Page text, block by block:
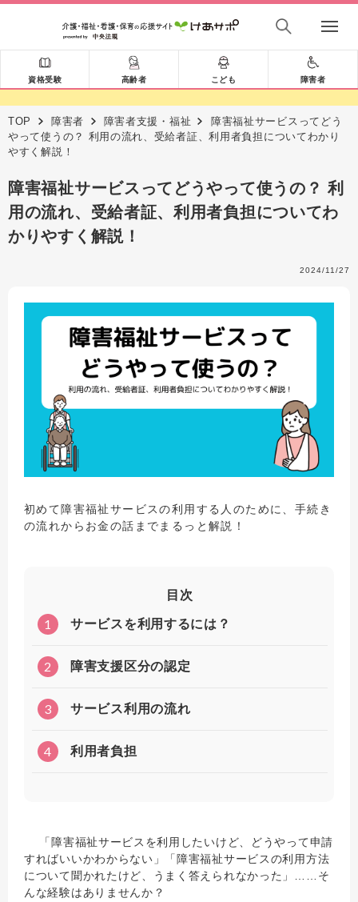
資格受験 高齢者 こども 障害者
TOP 障害者 障害者支援・福祉
障害福祉サービスってどう
やって使うの？ 利用の流れ、受給者証、利用者負担についてわかり
やすく解説！
障害福祉サービスってどうやって使うの？ 利
用の流れ、受給者証、利用者負担についてわ
かりやすく解説！
2024/11/27
初めて障害福祉サービスの利用する人のために、手続き
の流れからお金の話までまるっと解説！
目次
1 サービスを利用するには？
2 障害支援区分の認定
3 サービス利用の流れ
4 利用者負担
「障害福祉サービスを利用したいけど、どうやって申請
すればいいかわからない」「障害福祉サービスの利用方法
について聞かれたけど、うまく答えられなかった」……そ
んな経験はありませんか？